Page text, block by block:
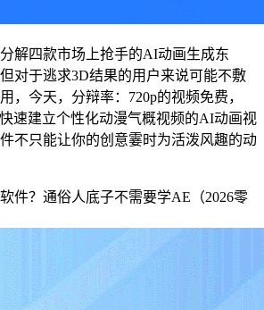
四款市场上抢手的AI动画生成东
对于逃求3D结果的用户来说可能不敷
，今天，分辩率：720p的视频免费，
速建立个性化动漫气概视频的AI动画视
不只能让你的创意霎时为活泼风趣的动
？通俗人底子不需要学AE（2026零